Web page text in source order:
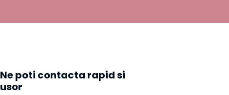
Ne poti contacta rapid si
usor